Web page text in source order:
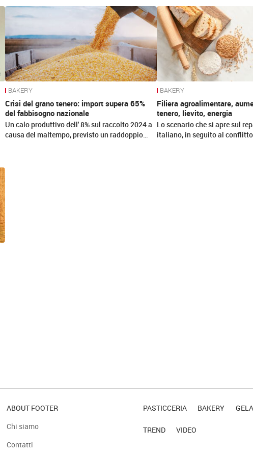
BAKERY
Crisi del grano tenero: import supera 65%
del fabbisogno nazionale
Un calo produttivo dell' 8% sul raccolto 2024 a
causa del maltempo, previsto un raddoppio…
BAKERY
Filiera agroalimentare,
tenero, lievito, energia
Lo scenario che si apre sul
italiano, in seguito al
ABOUT FOOTER
Chi siamo
Contatti
PASTICCERIA BAKERY
TREND VIDEO